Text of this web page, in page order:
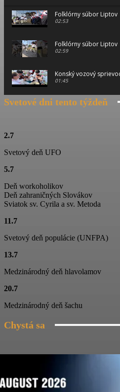
Folklórny súbor Liptov
02:53
Folklórny súbor Liptov
02:59
Konský vozový
01:45
Konský vozový
Jánošíkove dni
01:06
Svetové dni tento týždeň
2.7
Svetový deň UFO
5.7
Deň workoholikov
Deň zahraničných Slovákov
Sviatok sv. Cyrila a sv. Metoda
11.7
Svetový deň populácie (UNFPA)
13.7
Medzinárodný deň hlavolamov
20.7
Medzinárodný deň šachu
Chystá sa